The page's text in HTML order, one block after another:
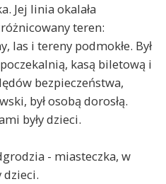
Jej linia okalała
teren:
las i tereny podmokłe. Był
kasą biletową i
bezpieczeństwa,
był osobą dorosłą.
były dzieci.
- miasteczka, w
dzieci.